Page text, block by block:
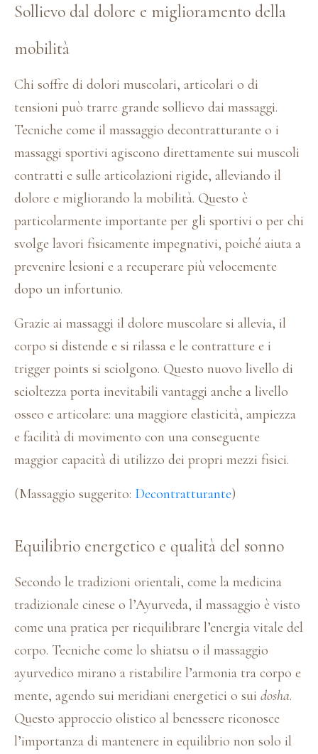
Sollievo dal dolore e miglioramento della
mobilità
Chi soffre di dolori muscolari, articolari o di
tensioni può trarre grande sollievo dai massaggi.
Tecniche come il massaggio decontratturante o i
massaggi sportivi agiscono direttamente sui muscoli
contratti e sulle articolazioni rigide, alleviando il
dolore e migliorando la mobilità. Questo è
particolarmente importante per gli sportivi o per chi
svolge lavori fisicamente impegnativi, poiché aiuta a
prevenire lesioni e a recuperare più velocemente
dopo un infortunio.
Grazie ai massaggi il dolore muscolare si allevia, il
corpo si distende e si rilassa e le contratture e i
trigger points si sciolgono. Questo nuovo livello di
scioltezza porta inevitabili vantaggi anche a livello
osseo e articolare: una maggiore elasticità, ampiezza
e facilità di movimento con una conseguente
maggior capacità di utilizzo dei propri mezzi fisici.
(Massaggio suggerito: Decontratturante)
Equilibrio energetico e qualità del sonno
Secondo le tradizioni orientali, come la medicina
tradizionale cinese o l’Ayurveda, il massaggio è visto
come una pratica per riequilibrare l’energia vitale del
corpo. Tecniche come lo shiatsu o il massaggio
ayurvedico mirano a ristabilire l’armonia tra corpo e
mente, agendo sui meridiani energetici o sui dosha.
Questo approccio olistico al benessere riconosce
l’importanza di mantenere in equilibrio non solo il